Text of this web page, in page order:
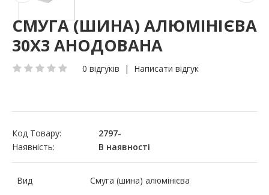
СМУГА (ШИНА) АЛЮМІНІЄВА
30Х3 АНОДОВАНА
0 відгуків | Написати відгук
Код Товару:
2797-
Наявність:
В наявності
Вид
Смуга (шина) алюмінієва